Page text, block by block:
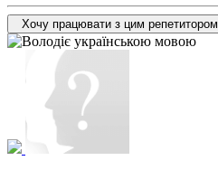
Хочу працювати з цим репетитором